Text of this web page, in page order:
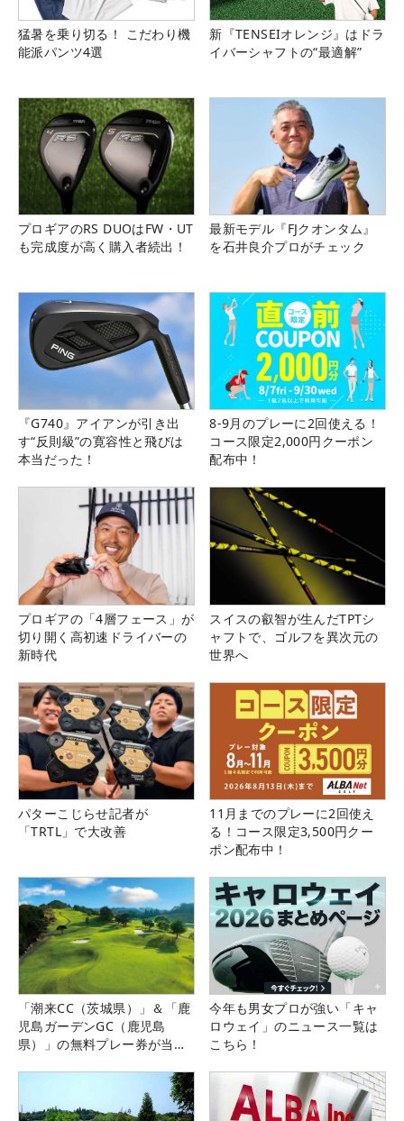
猛暑を乗り切る！ こだわり機
能派パンツ4選
新『TENSEIオレンジ』はドラ
イバーシャフトの“最適解”
プロギアのRS DUOはFW・UT
も完成度が高く購入者続出！
最新モデル『FJクオンタム』
を石井良介プロがチェック
『G740』アイアンが引き出
す“反則級”の寛容性と飛びは
本当だった！
8-9月のプレーに2回使える！
コース限定2,000円クーポン
配布中！
プロギアの「4層フェース」が
切り開く高初速ドライバーの
新時代
スイスの叡智が生んだTPTシ
ャフトで、ゴルフを異次元の
世界へ
パターこじらせ記者が
「TRTL」で大改善
11月までのプレーに2回使え
る！コース限定3,500円クー
ポン配布中！
「潮来CC（茨城県）」＆「鹿
児島ガーデンGC（鹿児島
県）」の無料プレー券が当た
今年も男女プロが強い「キャ
ロウェイ」のニュース一覧は
こちら！